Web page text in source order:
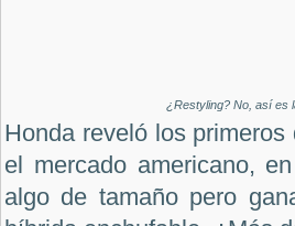
¿Restyling? No, así es
Honda reveló los
el mercado americano,
algo de tamaño pero